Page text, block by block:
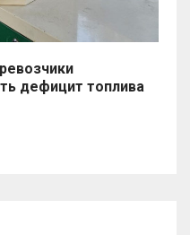
дефицит топлива